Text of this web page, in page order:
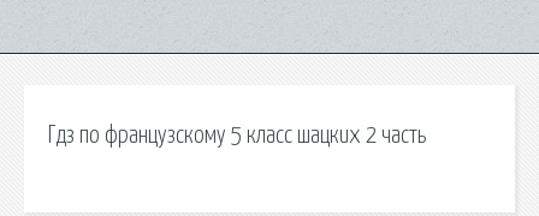
Гдз по французскому 5 класс шацких 2 часть